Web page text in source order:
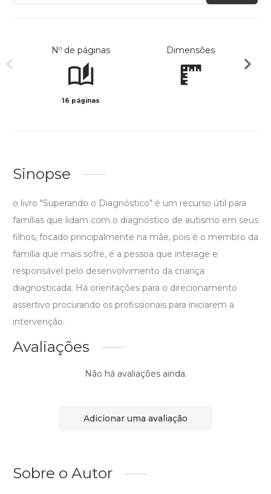
Nº de páginas
16 páginas
Dimensões
Sinopse
o livro "Superando o Diagnóstico" é um recurso útil para
famílias que lidam com o diagnóstico de autismo em seus
filhos, focado principalmente na mãe, pois é o membro da
família que mais sofre, é a pessoa que interage e
responsável pelo desenvolvimento da criança
diagnosticada. Há orientações para o direcionamento
assertivo procurando os profissionais para iniciarem a
intervenção.
Avaliações
Não há avaliações ainda.
Adicionar uma avaliação
Sobre o Autor